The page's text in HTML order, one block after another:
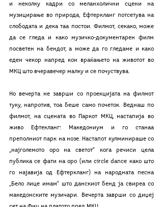
и неколку кадри со меланхолични сцени на
музицирање во природа, Ефтеркланг потсетува на
слободата и дека таа постои. Филмот, секако, може
да се гледа и како музичко-документарен филм
посветен на бендот, а може да го гледаме и како
еден чекор напред кон враќањето на животот во
МКЦ што вчеравечер малку и се почуствува.
Но вечерта не заврши со проекцијата на филмот
туку, напротив, тоа беше само почеток. Веднаш по
филмот, на сцената во Паркот МКЦ, настапија во
живо Ефтекланг: Македониум и го станаа
преполниот парк на нозе. Настапот кулминираше со
„најголемото оро на светот“ кога речиси цела
публика се фати на оро (или circle dance како што
го најавија од Ефтеркланг) на народната песна
„Бело лице имам“ што данскиот бенд ја свиреа со
македонските музичари. Вечерта заврши со диџеј